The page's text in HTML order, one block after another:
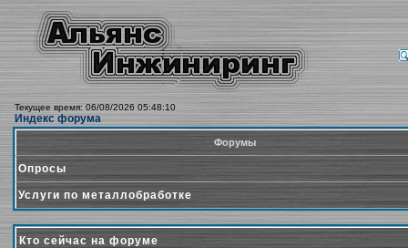
Текущее время: 06/08/2026 05:48:10
Индекс форума
Форумы
Опросы
Услуги по металлобработке
Кто сейчас на форуме